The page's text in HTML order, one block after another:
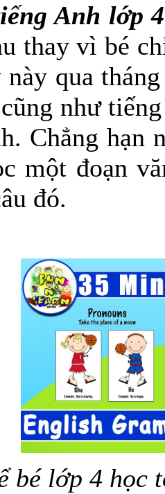
Anh lớp
thay vì bé
này qua
như
Chẳng hạn
một đoạn
đó.
bé lớp 4 học